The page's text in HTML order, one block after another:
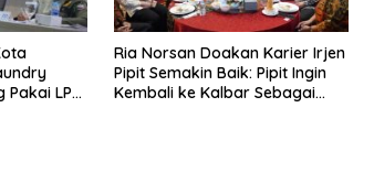
Pakai LPG
Ria Norsan Doakan Karier Irjen
Pipit Semakin Baik: Pipit Ingin
Kembali ke Kalbar Sebagai